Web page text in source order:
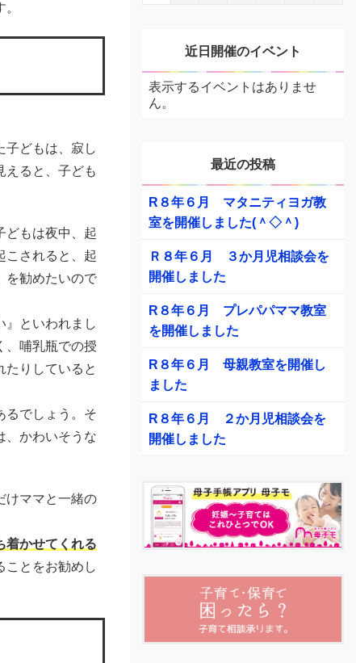
子どもは、寂し
えると、子ども
どもは夜中、起
こされると、起
を勧めたいので
』といわれまし
、哺乳瓶での授
たりしていると
るでしょう。そ
、かわいそうな
けママと一緒の
着かせてくれる
ことをお勧めし
近日開催のイベント
表示するイベントはありませ
ん。
最近の投稿
R８年６月 マタニティヨガ教
室を開催しました(＾◇＾)
Ｒ８年６月 ３か月児相談会を
開催しました
R８年６月 プレパパママ教室
を開催しました
R８年６月 母親教室を開催し
ました
R８年６月 ２か月児相談会を
開催しました